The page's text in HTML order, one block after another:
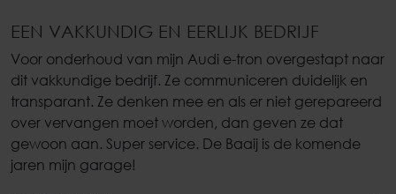
EEN VAKKUNDIG EN EERLIJK BEDRIJF
Voor onderhoud van mijn Audi e-tron overgestapt naar
dit vakkundige bedrijf. Ze communiceren duidelijk en
transparant. Ze denken mee en als er niet gerepareerd
over vervangen moet worden, dan geven ze dat
gewoon aan. Super service. De Baaij is de komende
jaren mijn garage!